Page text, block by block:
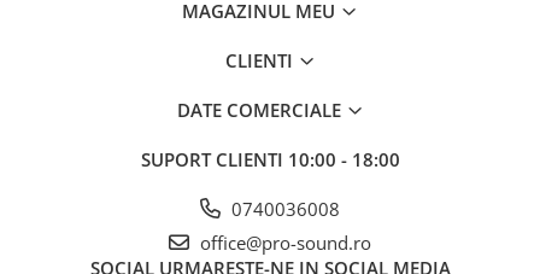
Controllere MIDI - USB DAW
Samplere si controllere
Cabluri adaptoare, cabluri Y
MAGAZINUL MEU
CLIENTI
DATE COMERCIALE
SUPORT CLIENTI 10:00 - 18:00
0740036008
office@pro-sound.ro
SOCIAL URMARESTE-NE IN SOCIAL MEDIA